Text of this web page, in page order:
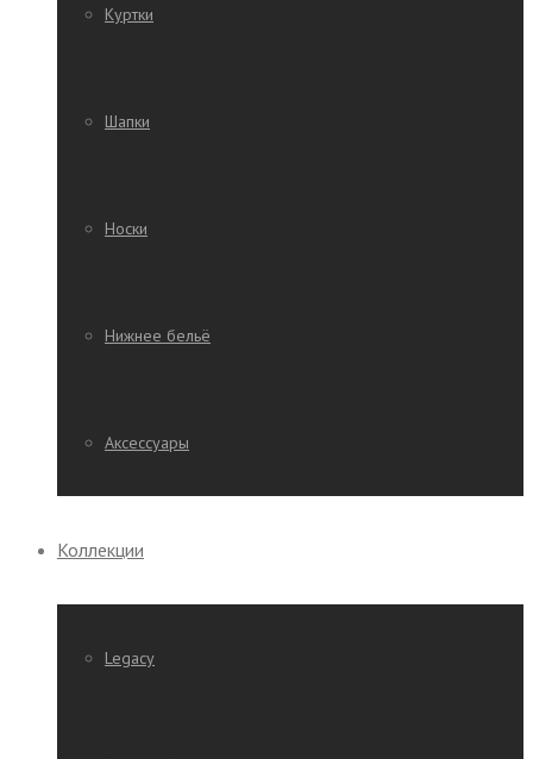
Куртки
Шапки
Носки
Нижнее бельё
Аксессуары
Коллекции
Legacy